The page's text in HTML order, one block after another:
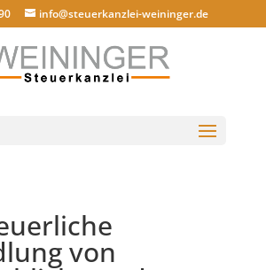
info@steuerkanzlei-weininger.de
von